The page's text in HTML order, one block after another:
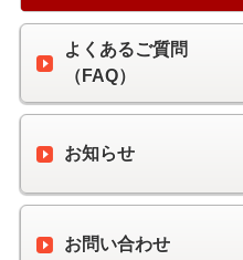
よくあるご質問
（FAQ）
お知らせ
お問い合わせ